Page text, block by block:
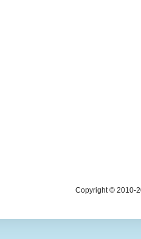
Copyright © 2010-